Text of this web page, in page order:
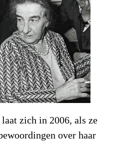
zich in 2006, als ze
over haar